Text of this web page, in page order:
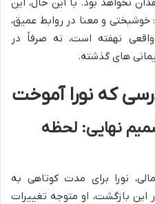
و معنا در روابط عمیق،
نهفته است، نه صرفاً در
های گذشته.
که نورا آموخت
نهایی: لحظه
نورا برای مدت کوتاهی به
این بازگشت، او متوجه تغییرات